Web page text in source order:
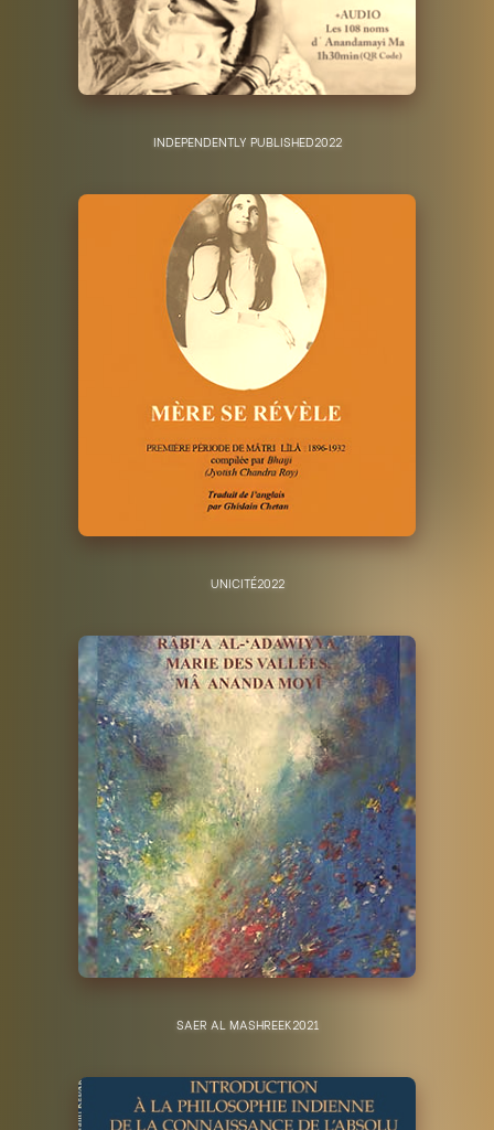
INDEPENDENTLY PUBLISHED2022
UNICITÉ2022
SAER AL MASHREEK2021